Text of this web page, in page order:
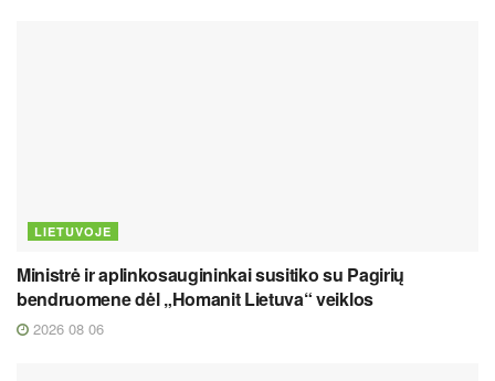
LIETUVOJE
Ministrė ir aplinkosaugininkai susitiko su Pagirių
bendruomene dėl „Homanit Lietuva“ veiklos
2026 08 06